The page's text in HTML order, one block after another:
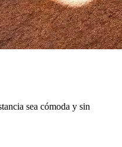
sea cómoda y sin